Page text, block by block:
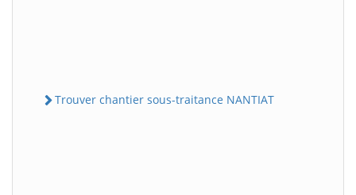
Trouver chantier sous-traitance NANTIAT